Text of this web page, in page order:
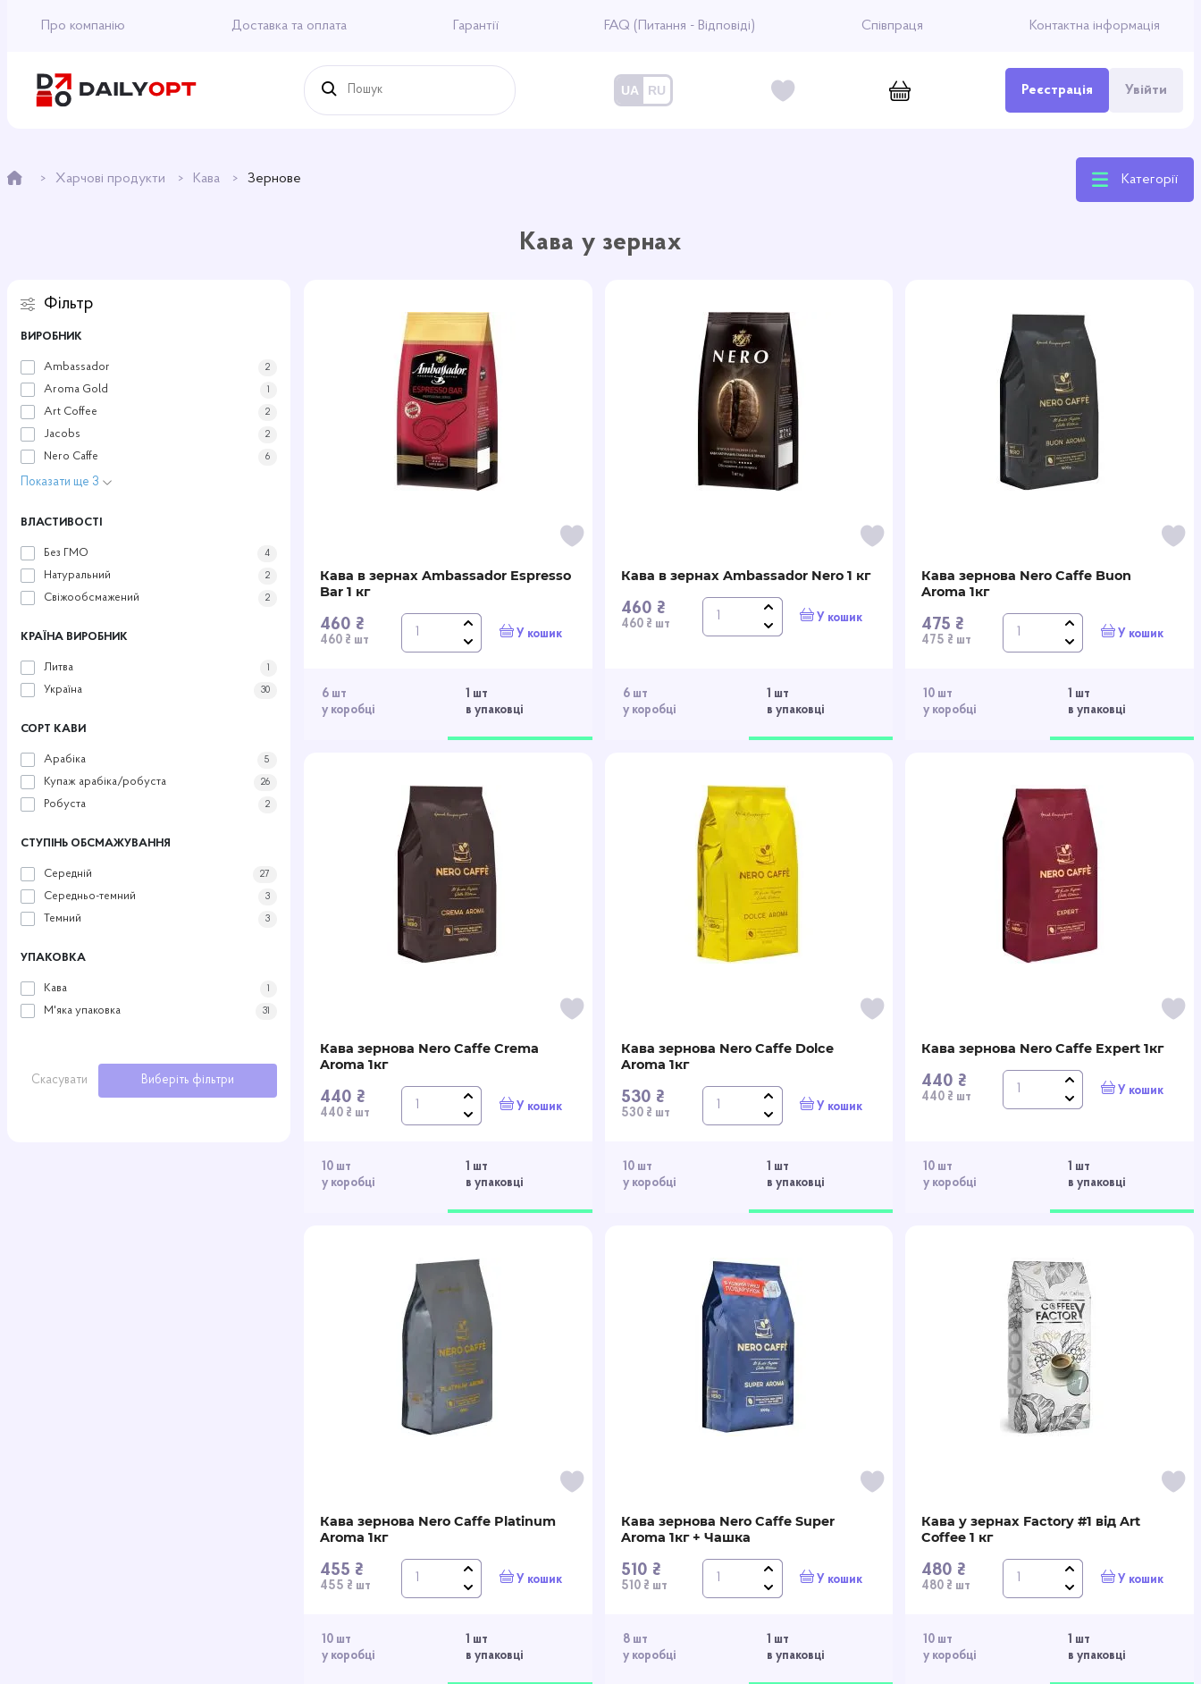
Про компанію Доставка та оплата Гарантії FAQ (Питання - Відповіді) Співпраця Контактна інформація
UA RU Реєстрація Увійти
Харчові продукти Кава Зернове Категорії
Кава у зернах
Фільтр
ВИРОБНИК
Ambassador 2
Aroma Gold 1
Art Coffee 2
Jacobs 2
Nero Caffe 6
Показати ще 3
ВЛАСТИВОСТІ
Без ГМО 4
Натуральний 2
Свіжообсмажений 2
КРАЇНА ВИРОБНИК
Литва 1
Україна 30
СОРТ КАВИ
Арабіка 5
Купаж арабіка/робуста 26
Робуста 2
СТУПІНЬ ОБСМАЖУВАННЯ
Середній 27
Середньо-темний 3
Темний 3
УПАКОВКА
Кава 1
М'яка упаковка 31
Скасувати Виберіть фільтри
6 шт
у коробці
1 шт
в упаковці
Кава в зернах Ambassador Espresso
Bar 1 кг
460 ₴
460 ₴ шт У кошик
6 шт
у коробці
1 шт
в упаковці
Кава в зернах Ambassador Nero 1 кг
460 ₴
460 ₴ шт У кошик
10 шт
у коробці
1 шт
в упаковці
Кава зернова Nero Caffe Buon
Aroma 1кг
475 ₴
475 ₴ шт У кошик
10 шт
у коробці
1 шт
в упаковці
Кава зернова Nero Caffe Crema
Aroma 1кг
440 ₴
440 ₴ шт У кошик
10 шт
у коробці
1 шт
в упаковці
Кава зернова Nero Caffe Dolce
Aroma 1кг
530 ₴
530 ₴ шт У кошик
10 шт
у коробці
1 шт
в упаковці
Кава зернова Nero Caffe Expert 1кг
440 ₴
440 ₴ шт У кошик
10 шт
у коробці
1 шт
в упаковці
Кава зернова Nero Caffe Platinum
Aroma 1кг
455 ₴
455 ₴ шт У кошик
8 шт
у коробці
1 шт
в упаковці
Кава зернова Nero Caffe Super
Aroma 1кг + Чашка
510 ₴
510 ₴ шт У кошик
10 шт
у коробці
1 шт
в упаковці
Кава у зернах Factory #1 від Art
Coffee 1 кг
480 ₴
480 ₴ шт У кошик